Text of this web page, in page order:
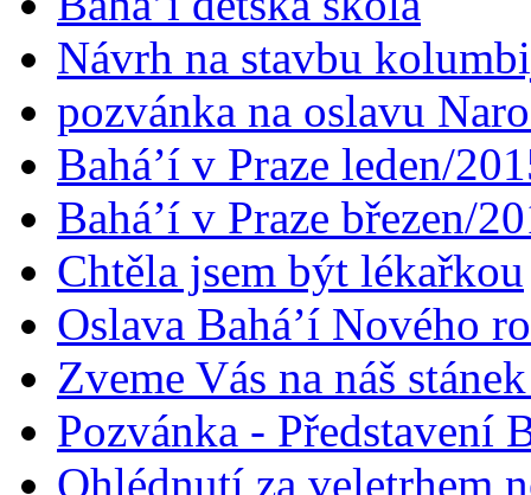
Návrh na stavbu
pozvánka na oslavu
Bahá’í v Praze leden/
Bahá’í v Praze březen/
Chtěla jsem být lékařkou
Oslava Bahá’í Nového
Zveme Vás na náš
Pozvánka - Představení
Ohlédnutí za veletrhem